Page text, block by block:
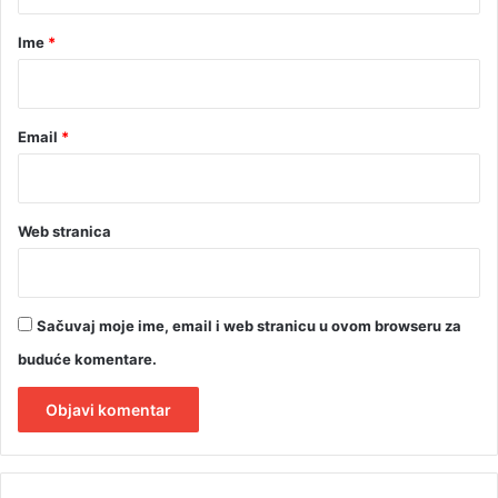
i
u
s
ž
b
e
i
m
z
r
Ime *
Email *
Web stranica
Sačuvaj moje ime, email i web stranicu u ovom browseru za
buduće komentare.